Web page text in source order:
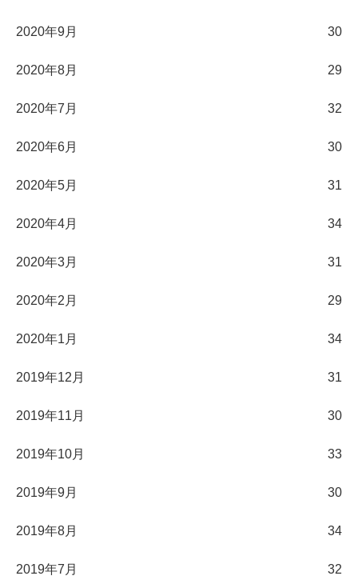
2020年9月 30
2020年8月 29
2020年7月 32
2020年6月 30
2020年5月 31
2020年4月 34
2020年3月 31
2020年2月 29
2020年1月 34
2019年12月 31
2019年11月 30
2019年10月 33
2019年9月 30
2019年8月 34
2019年7月 32